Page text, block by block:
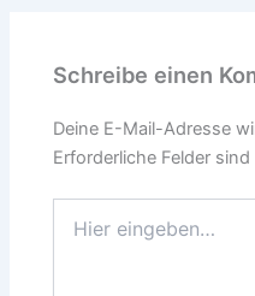
Schreibe einen
Deine E-Mail-Adresse
Erforderliche Felder sind
eingeben…